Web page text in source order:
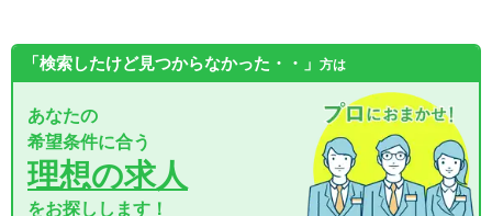
「検索したけど見つからなかった・・」 方は
あなたの
希望条件に合う
理想の求人
をお探しします！